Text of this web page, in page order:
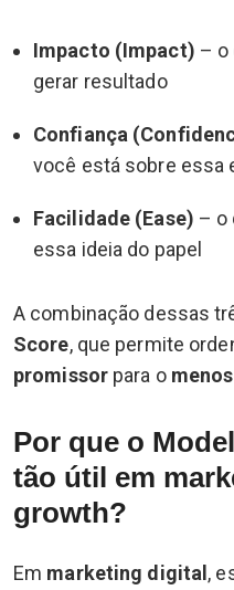
Impacto (Impact) – o
gerar resultado
Confiança
você está sobre essa
Facilidade (Ease) – o
essa ideia do papel
A combinação dessas
Score, que permite
promissor para o
Por que o
tão útil em
growth?
Em marketing digital ,